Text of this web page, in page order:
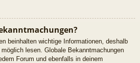
beinhalten wichtige Informationen, deshalb
lesen. Globale Bekanntmachungen
Forum und ebenfalls in deinem